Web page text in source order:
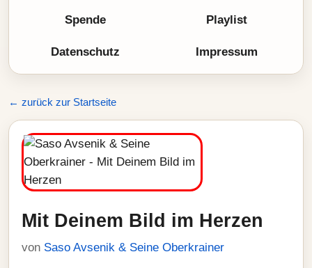
Spende Playlist
Datenschutz Impressum
← zurück zur Startseite
Mit Deinem Bild im Herzen
von Saso Avsenik & Seine Oberkrainer